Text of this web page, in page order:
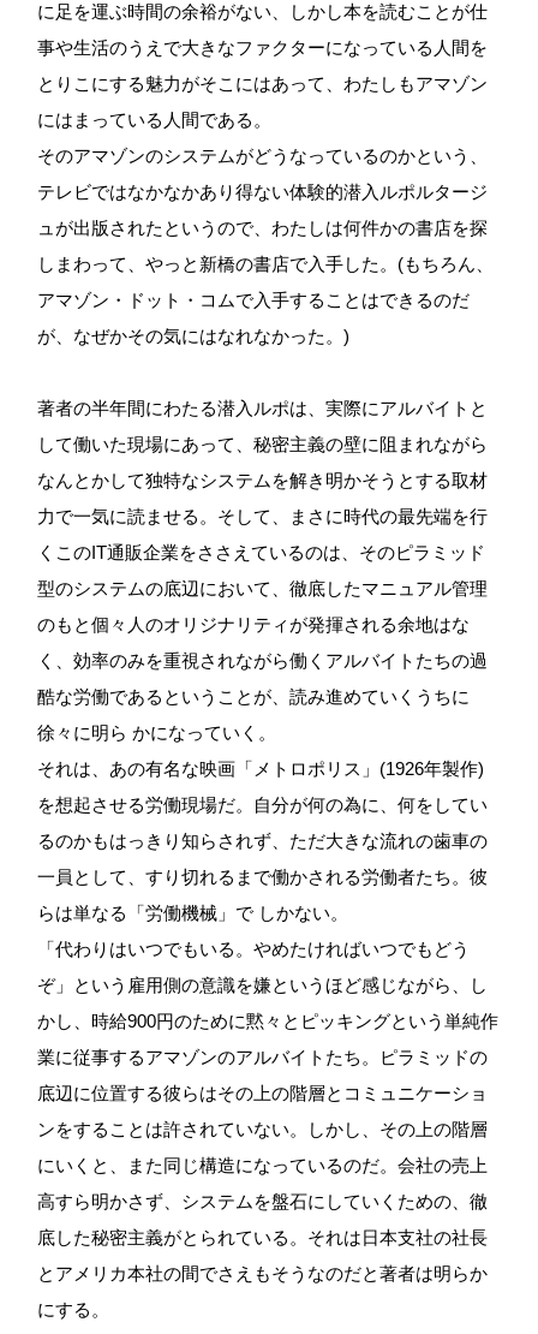
に足を運ぶ時間の余裕がない、しかし本を読むことが仕
事や生活のうえで大きなファクターになっている人間を
とりこにする魅力がそこにはあって、わたしもアマゾン
にはまっている人間である。
そのアマゾンのシステムがどうなっているのかという、
テレビではなかなかあり得ない体験的潜入ルポルタージ
ュが出版されたというので、わたしは何件かの書店を探
しまわって、やっと新橋の書店で入手した。(もちろん、
アマゾン・ドット・コムで入手することはできるのだ
が、なぜかその気にはなれなかった。)
著者の半年間にわたる潜入ルポは、実際にアルバイトと
して働いた現場にあって、秘密主義の壁に阻まれながら
なんとかして独特なシステムを解き明かそうとする取材
力で一気に読ませる。そして、まさに時代の最先端を行
くこのIT通販企業をささえているのは、そのピラミッド
型のシステムの底辺において、徹底したマニュアル管理
のもと個々人のオリジナリティが発揮される余地はな
く、効率のみを重視されながら働くアルバイトたちの過
酷な労働であるということが、読み進めていくうちに
徐々に明ら かになっていく。
それは、あの有名な映画「メトロポリス」(1926年製作)
を想起させる労働現場だ。自分が何の為に、何をしてい
るのかもはっきり知らされず、ただ大きな流れの歯車の
一員として、すり切れるまで働かされる労働者たち。彼
らは単なる「労働機械」で しかない。
「代わりはいつでもいる。やめたければいつでもどう
ぞ」という雇用側の意識を嫌というほど感じながら、し
かし、時給900円のために黙々とピッキングという単純作
業に従事するアマゾンのアルバイトたち。ピラミッドの
底辺に位置する彼らはその上の階層とコミュニケーショ
ンをすることは許されていない。しかし、その上の階層
にいくと、また同じ構造になっているのだ。会社の売上
高すら明かさず、システムを盤石にしていくための、徹
底した秘密主義がとられている。それは日本支社の社長
とアメリカ本社の間でさえもそうなのだと著者は明らか
にする。